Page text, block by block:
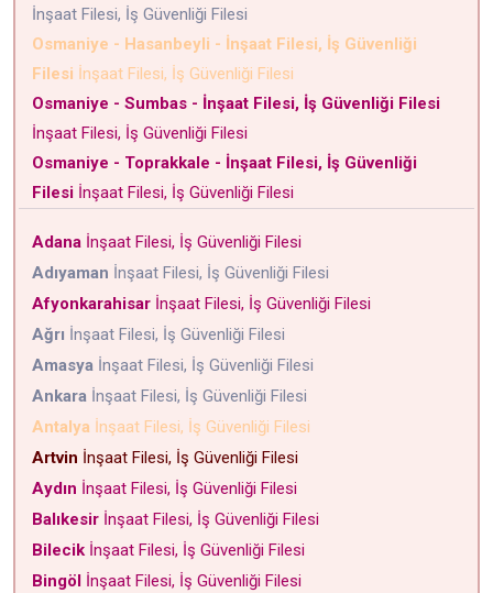
İnşaat Filesi, İş Güvenliği Filesi
Osmaniye - Hasanbeyli - İnşaat Filesi, İş Güvenliği
Filesi İnşaat Filesi, İş Güvenliği Filesi
Osmaniye - Sumbas - İnşaat Filesi, İş Güvenliği Filesi
İnşaat Filesi, İş Güvenliği Filesi
Osmaniye - Toprakkale - İnşaat Filesi, İş Güvenliği
Filesi İnşaat Filesi, İş Güvenliği Filesi
Adana İnşaat Filesi, İş Güvenliği Filesi
Adıyaman İnşaat Filesi, İş Güvenliği Filesi
Afyonkarahisar İnşaat Filesi, İş Güvenliği Filesi
Ağrı İnşaat Filesi, İş Güvenliği Filesi
Amasya İnşaat Filesi, İş Güvenliği Filesi
Ankara İnşaat Filesi, İş Güvenliği Filesi
Antalya İnşaat Filesi, İş Güvenliği Filesi
Artvin İnşaat Filesi, İş Güvenliği Filesi
Aydın İnşaat Filesi, İş Güvenliği Filesi
Balıkesir İnşaat Filesi, İş Güvenliği Filesi
Bilecik İnşaat Filesi, İş Güvenliği Filesi
Bingöl İnşaat Filesi, İş Güvenliği Filesi